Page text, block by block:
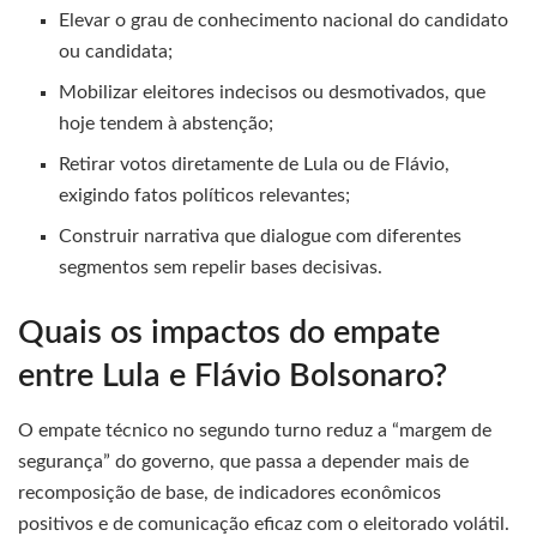
Elevar o grau de conhecimento nacional do candidato
ou candidata;
Mobilizar eleitores indecisos ou desmotivados, que
hoje tendem à abstenção;
Retirar votos diretamente de Lula ou de Flávio,
exigindo fatos políticos relevantes;
Construir narrativa que dialogue com diferentes
segmentos sem repelir bases decisivas.
Quais os impactos do empate
entre Lula e Flávio Bolsonaro?
O empate técnico no segundo turno reduz a “margem de
segurança” do governo, que passa a depender mais de
recomposição de base, de indicadores econômicos
positivos e de comunicação eficaz com o eleitorado volátil.